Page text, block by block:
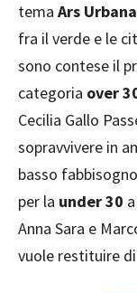
tema Ars Urbana
fra il verde e le
sono contese il
categoria over
Cecilia Gallo
sopravvivere in
basso
per la under 30
Anna Sara e
vuole restituire